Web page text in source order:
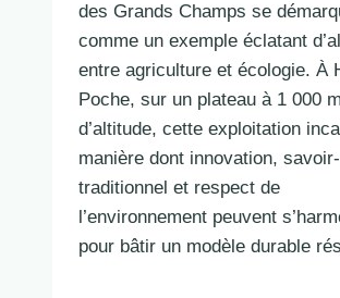
des Grands Champs se
comme un exemple éclatant
entre agriculture et écologie. À
Poche, sur un plateau à 1 000
d’altitude, cette exploitation
manière dont innovation,
traditionnel et respect de
l’environnement peuvent
pour bâtir un modèle durable